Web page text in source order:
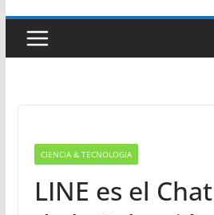
CIENCIA & TECNOLOGIA
LINE es el